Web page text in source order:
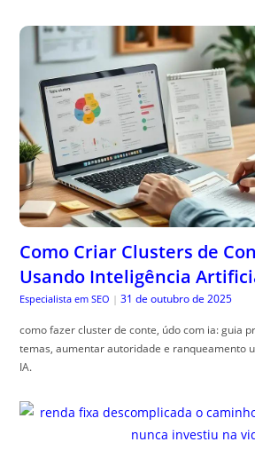
Como Criar Clusters de
Usando Inteligência
Especialista em SEO | 31 de outubro de 2025
como fazer cluster de conte, údo com ia: guia
temas, aumentar autoridade e ranqueamento
IA.